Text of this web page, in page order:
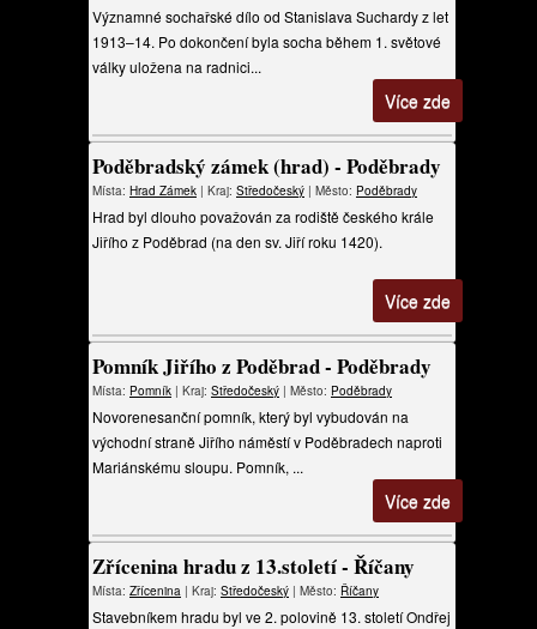
Významné sochařské dílo od Stanislava Suchardy z let
1913–14. Po dokončení byla socha během 1. světové
války uložena na radnici...
Více zde
Poděbradský zámek (hrad) - Poděbrady
Místa: Hrad Zámek | Kraj: Středočeský | Město: Poděbrady
Hrad byl dlouho považován za rodiště českého krále
Jiřího z Poděbrad (na den sv. Jiří roku 1420).
Více zde
Pomník Jiřího z Poděbrad - Poděbrady
Místa: Pomník | Kraj: Středočeský | Město: Poděbrady
Novorenesanční pomník, který byl vybudován na
východní straně Jiřího náměstí v Poděbradech naproti
Mariánskému sloupu. Pomník, ...
Více zde
Zřícenina hradu z 13.století - Říčany
Místa: Zřícenina | Kraj: Středočeský | Město: Říčany
Stavebníkem hradu byl ve 2. polovině 13. století Ondřej